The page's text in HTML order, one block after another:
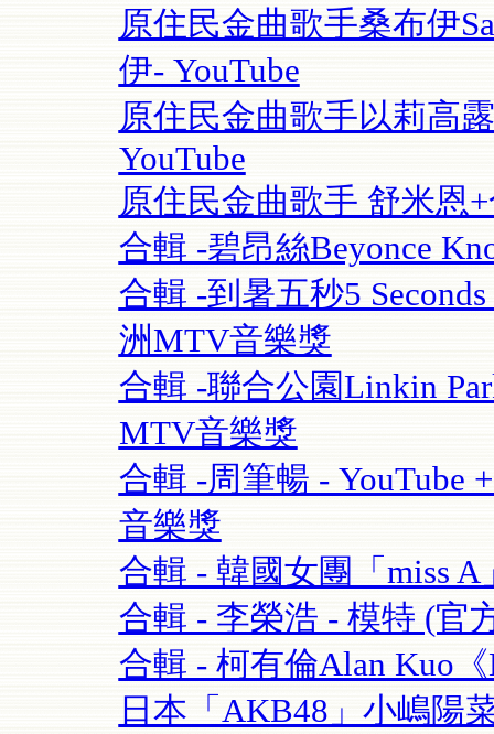
原住民金曲歌手桑布伊
伊- YouTube
原住民金曲歌手以莉高
YouTube
原住民金曲歌手 舒米恩
合輯 -碧昂絲Beyonce
合輯 -到暑五秒5
洲MTV音樂獎
合輯 -聯合公園Linkin
MTV音樂獎
合輯 -周筆暢 - YouTube
音樂獎
合輯 - 韓國女團「miss A
合輯 - 李榮浩 - 模特 (官
合輯 - 柯有倫Alan Kuo
日本「AKB48」小嶋陽